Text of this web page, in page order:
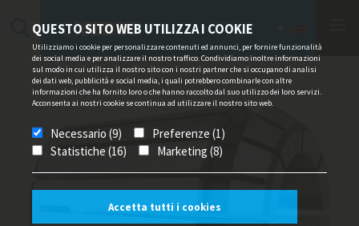
QUESTO SITO WEB UTILIZZA I COOKIE
Utilizziamo i cookie per personalizzare contenuti ed annunci, per fornire funzionalità
dei social media e per analizzare il nostro traffico. Condividiamo inoltre informazioni
sul modo in cui utilizza il nostro sito con i nostri partner che si occupano di analisi
dei dati web, pubblicità e social media, i quali potrebbero combinarle con altre
informazioni che ha fornito loro o che hanno raccolto dal suo utilizzo dei loro servizi.
Acconsenta ai nostri cookie se continua ad utilizzare il nostro sito web.
Necessario (9)
Preferenze (1)
Statistiche (16)
Marketing (8)
Accetta tutti i cookies